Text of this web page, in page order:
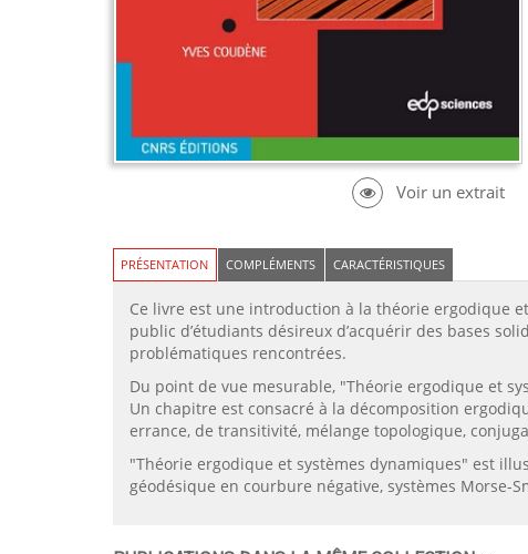
PRÉSENTATION COMPLÉMENTS CARACTÉRISTIQUES
Ce livre est une introduction à la théorie ergodique
public d’étudiants désireux d’acquérir des bases
problématiques rencontrées.
Du point de vue mesurable, "Théorie ergodique et
Un chapitre est consacré à la décomposition
errance, de transitivité, mélange topologique,
"Théorie ergodique et systèmes dynamiques" est
géodésique en courbure négative, systèmes Morse-